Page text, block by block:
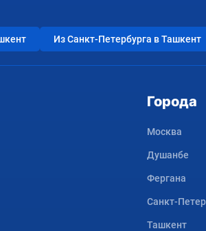
Из Санкт-Петербурга в Ташкент
Города
Москва
Душанбе
Фергана
Санкт-
Ташкент